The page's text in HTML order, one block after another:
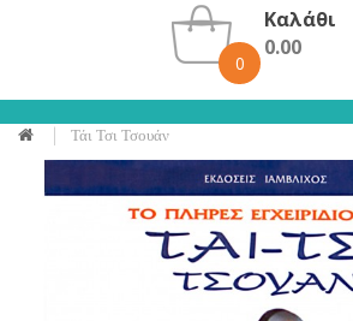
0
Καλάθι
0.00
Τάι Τσι Τσουάν